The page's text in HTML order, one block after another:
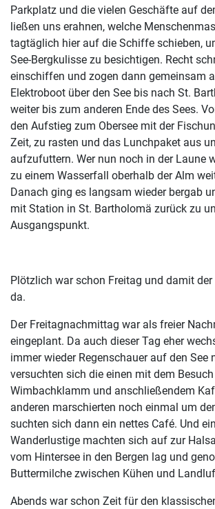
Parkplatz und die vielen Geschäfte auf
ließen uns erahnen, welche
tagtäglich hier auf die Schiffe schieben,
See-Bergkulisse zu besichtigen. Recht
einschiffen und zogen dann gemeinsam
Elektroboot über den See bis nach St.
weiter bis zum anderen Ende des Sees.
den Aufstieg zum Obersee mit der
Zeit, zu rasten und das Lunchpaket aus
aufzufuttern. Wer nun noch in der Laune
zu einem Wasserfall oberhalb der Alm
Danach ging es langsam wieder bergab
mit Station in St. Bartholomä zurück zu
Ausgangspunkt.
Plötzlich war schon Freitag und damit
da.
Der Freitagnachmittag war als freier
eingeplant. Da auch dieser Tag eher
immer wieder Regenschauer auf den See
versuchten sich die einen mit dem
Wimbachklamm und anschließendem
anderen marschierten noch einmal um
suchten sich dann ein nettes Café. Und
Wanderlustige machten sich auf zur
vom Hintersee in den Bergen lag und
Buttermilche zwischen Kühen und
Abends war schon Zeit für den